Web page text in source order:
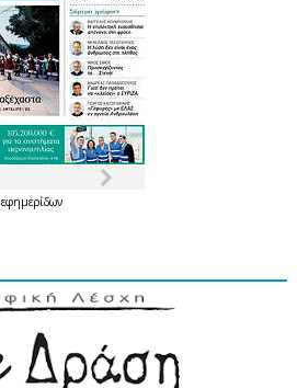
εφημερίδων